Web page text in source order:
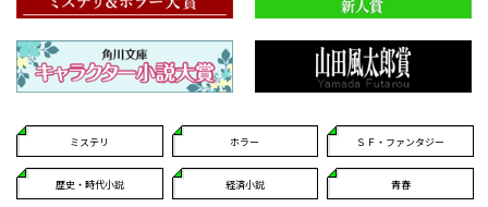
ミステリ ホラー ＳＦ・ファンタジー
歴史・時代小説 経済小説 青春